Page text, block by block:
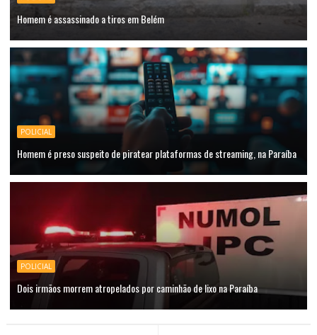
Homem é assassinado a tiros em Belém
POLICIAL
Homem é preso suspeito de piratear plataformas de streaming, na Paraíba
POLICIAL
Dois irmãos morrem atropelados por caminhão de lixo na Paraíba